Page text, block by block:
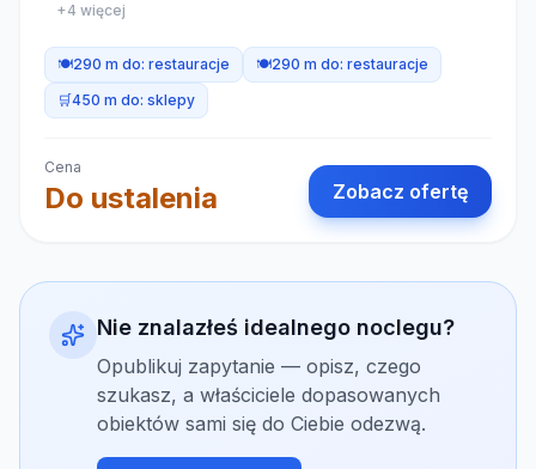
+4 więcej
🍽️290 m do: restauracje 🍽️290 m do: restauracje
🛒450 m do: sklepy
Cena
Do ustalenia Zobacz ofertę
Nie znalazłeś idealnego noclegu?
Opublikuj zapytanie — opisz, czego
szukasz, a właściciele dopasowanych
obiektów sami się do Ciebie odezwą.